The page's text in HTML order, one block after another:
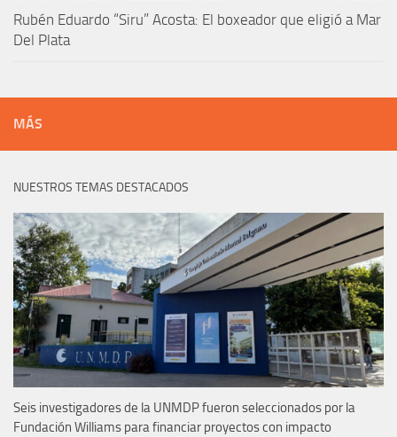
Rubén Eduardo “Siru” Acosta: El boxeador que eligió a Mar
Del Plata
MÁS
NUESTROS TEMAS DESTACADOS
Seis investigadores de la UNMDP fueron seleccionados por la
Fundación Williams para financiar proyectos con impacto